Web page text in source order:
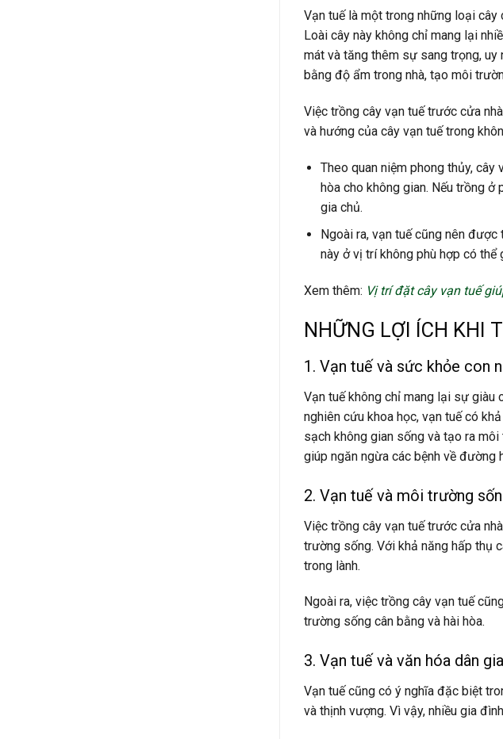
Vạn tuế là một trong những loại
Loài cây này không chỉ mang lại
mát và tăng thêm sự sang trọng, uy
bằng độ ẩm trong nhà, tạo môi
Việc trồng cây vạn tuế trước cửa
và hướng của cây vạn tuế trong
Theo quan niệm phong thủy,
hòa cho không gian. Nếu trồng
gia chủ.
Ngoài ra, vạn tuế cũng nên
này ở vị trí không phù hợp có
Xem thêm: Vị trí đặt cây vạn tuế
NHỮNG LỢI ÍCH KHI
1. Vạn tuế và sức khỏe con
Vạn tuế không chỉ mang lại sự
nghiên cứu khoa học, vạn tuế có
sạch không gian sống và tạo ra
giúp ngăn ngừa các bệnh về đường
2. Vạn tuế và môi trường
Việc trồng cây vạn tuế trước cửa
trường sống. Với khả năng hấp thụ
trong lành.
Ngoài ra, việc trồng cây vạn tuế
trường sống cân bằng và hài hòa.
3. Vạn tuế và văn hóa dân
Vạn tuế cũng có ý nghĩa đặc biệt
và thịnh vượng. Vì vậy, nhiều gia